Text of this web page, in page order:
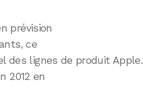
prévision
ce
des lignes de produit Apple.
2012 en